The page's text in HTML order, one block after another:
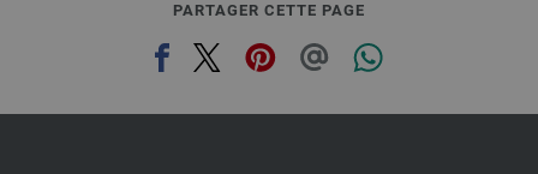
PARTAGER CETTE PAGE